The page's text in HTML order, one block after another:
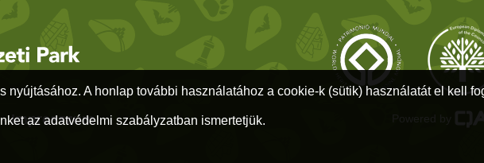
-Impresszum
A honlap további használatához a cookie-k (sütik) használatát el kell
az adatvédelmi szabályzatban ismertetjük.